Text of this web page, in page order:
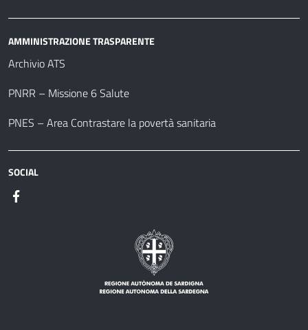
AMMINISTRAZIONE TRASPARENTE
Archivio ATS
PNRR – Missione 6 Salute
PNES – Area Contrastare la povertà sanitaria
SOCIAL